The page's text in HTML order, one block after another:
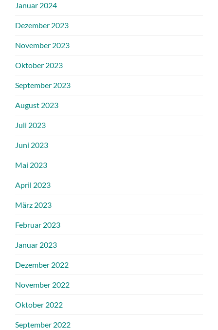
Januar 2024
Dezember 2023
November 2023
Oktober 2023
September 2023
August 2023
Juli 2023
Juni 2023
Mai 2023
April 2023
März 2023
Februar 2023
Januar 2023
Dezember 2022
November 2022
Oktober 2022
September 2022